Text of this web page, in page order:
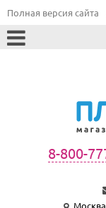
Полная версия сайта
8-800-